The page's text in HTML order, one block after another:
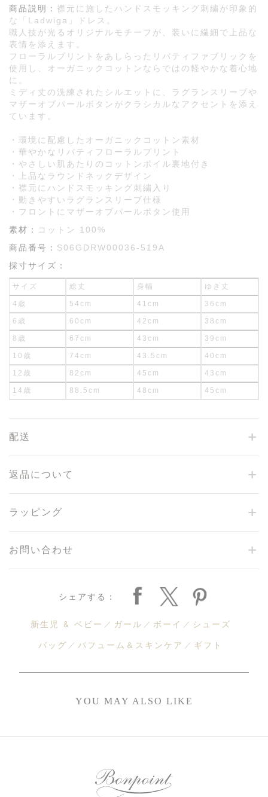
商品説明： 襟元に施したハンドスモッキング刺繍が印象的
な「Ladwiga」ドレス。
職人技が光るオリジナルモチーフが、装いに繊細で上品な
表情を添えます。
フローラルプリントをあしらったリバティファブリックを
使用し、オーガニックコットンならではの軽やかな着心地
に。
ミディ丈の洗練されたシルエットに、ラグランスリーブや
マザーオブパールボタンがクラシカルなアクセントを添え
ています。
・環境に配慮したオーガニックコットン素材
・華やかなリバティフローラルプリント
・やさしい肌あたりのコットンボイル裏地付き
・上品なラウンドネックデザイン
・襟元にハンドスモッキング刺繍入り
・動きやすいラグランスリーブ仕様
・フロントにマザーオブパールボタン使用
素材：
コットン 100%
商品番号： S06GDRW00036-519A
採寸サイズ：
サイズ 総丈 身幅 ゆき丈
4歳 54cm 41cm 36cm
6歳 60cm 42cm 38cm
8歳 67cm 43cm 39cm
10歳 74cm 43.5cm 40cm
12歳 82cm 45cm 43cm
14歳 88.5cm 48cm 45cm
配送
返品について
ラッピング
お問い合わせ
シェアする：
新生児 & ベビー ガール ボーイ シューズ
バッグ パフューム＆スキンケア ギフト
YOU MAY ALSO LIKE